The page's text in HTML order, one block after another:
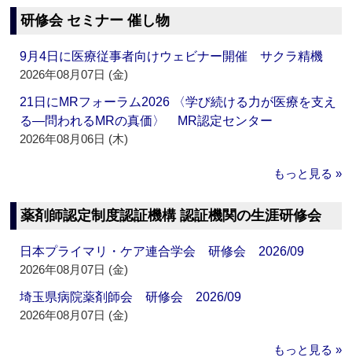
研修会 セミナー 催し物
9月4日に医療従事者向けウェビナー開催 サクラ精機
2026年08月07日 (金)
21日にMRフォーラム2026 〈学び続ける力が医療を支え
る―問われるMRの真価〉 MR認定センター
2026年08月06日 (木)
もっと見る »
薬剤師認定制度認証機構 認証機関の生涯研修会
日本プライマリ・ケア連合学会 研修会 2026/09
2026年08月07日 (金)
埼玉県病院薬剤師会 研修会 2026/09
2026年08月07日 (金)
もっと見る »